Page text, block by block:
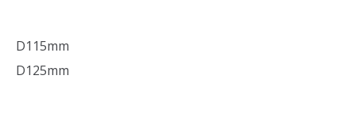
D115mm
D125mm